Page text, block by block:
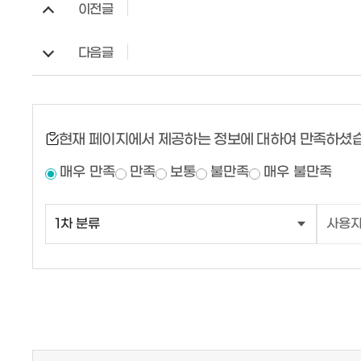
이전글
다음글
현재 페이지에서 제공하는 정보에 대하여 만족하셨
매우 만족 만족 보통 불만족 매우 불만족